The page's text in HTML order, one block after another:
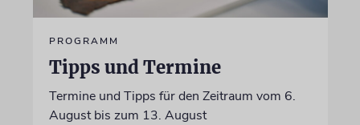
PROGRAMM
Tipps und Termine
Termine und Tipps für den Zeitraum vom 6.
August bis zum 13. August